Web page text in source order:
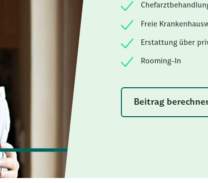
Freie
Erstattung über
Rooming-In
Beitrag